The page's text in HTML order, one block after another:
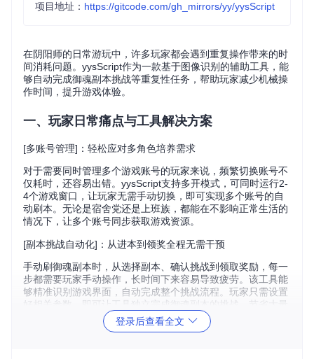
项目地址： https://gitcode.com/gh_mirrors/yy/yysScript
在阴阳师的日常游玩中，许多玩家都会遇到重复操作带来的时
间消耗问题。yysScript作为一款基于图像识别的辅助工具，能
够自动完成御魂副本挑战等重复性任务，帮助玩家减少机械操
作时间，提升游戏体验。
一、玩家日常痛点与工具解决方案
[多账号管理]：轻松应对多角色培养需求
对于需要同时管理多个游戏账号的玩家来说，频繁切换账号不
仅耗时，还容易出错。yysScript支持多开模式，可同时运行2-
4个游戏窗口，让玩家无需手动切换，即可实现多个账号的自
动刷本。无论是宿舍党还是上班族，都能在不影响正常生活的
情况下，让多个账号同步获取游戏资源。
[副本挑战自动化]：从进本到领奖全程无需干预
手动刷御魂副本时，从选择副本、确认挑战到领取奖励，每一
步都需要玩家手动操作，长时间下来容易导致疲劳。该工具能
够精准识别游戏界面，自动完成整个挑战流程。玩家只需设置
好相关参数，即可让工具独立完成御魂副本的挑战，节省大量
登录后查看全文